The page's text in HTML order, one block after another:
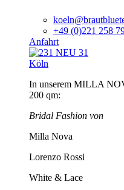
+49 (0)221 258
Anfahrt
Köln
In unserem MILLA
200 qm:
Bridal Fashion von
Milla Nova
Lorenzo Rossi
White & Lace